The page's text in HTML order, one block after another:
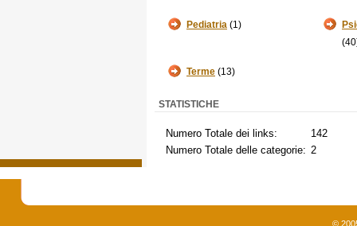
Pediatria (1)
Terme (13)
STATISTICHE
Numero Totale dei links:
142
Numero Totale delle categorie: 2
©